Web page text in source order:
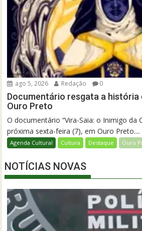
ago 5, 2026 Redação 0
Documentário resgata a história
Ouro Preto
O documentário “Vira-Saia: o Inimigo da
próxima sexta-feira (7), em Ouro Preto....
Agenda Cultural Cultura Destaque Ouro
NOTÍCIAS NOVAS